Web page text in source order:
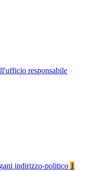
responsabile
indirizzo-politico 1